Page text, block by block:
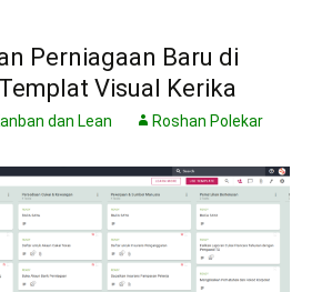
Perniagaan Baru di
Visual Kerika
dan Lean Roshan Polekar